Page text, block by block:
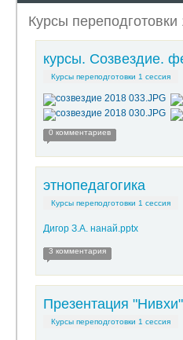
Курсы переподготовки
курсы. Созвездие.
Курсы переподготовки 1 сессия
0 комментариев
этнопедагогика
Курсы переподготовки 1 сессия
Дигор З.А. нанай.pptx
3 комментария
Презентация "Нивхи"
Курсы переподготовки 1 сессия